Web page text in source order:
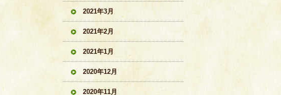
2021年3月
2021年2月
2021年1月
2020年12月
2020年11月